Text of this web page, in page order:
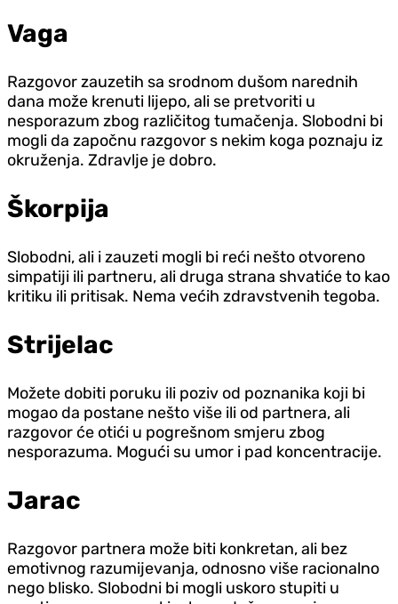
Vaga
Razgovor zauzetih sa srodnom dušom narednih
dana može krenuti lijepo, ali se pretvoriti u
nesporazum zbog različitog tumačenja. Slobodni bi
mogli da započnu razgovor s nekim koga poznaju iz
okruženja. Zdravlje je dobro.
Škorpija
Slobodni, ali i zauzeti mogli bi reći nešto otvoreno
simpatiji ili partneru, ali druga strana shvatiće to kao
kritiku ili pritisak. Nema većih zdravstvenih tegoba.
Strijelac
Možete dobiti poruku ili poziv od poznanika koji bi
mogao da postane nešto više ili od partnera, ali
razgovor će otići u pogrešnom smjeru zbog
nesporazuma. Mogući su umor i pad koncentracije.
Jarac
Razgovor partnera može biti konkretan, ali bez
emotivnog razumijevanja, odnosno više racionalno
nego blisko. Slobodni bi mogli uskoro stupiti u